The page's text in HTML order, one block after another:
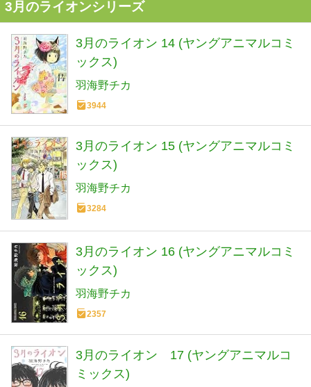
3月のライオンシリーズ
3月のライオン 14 (ヤングアニマルコミ
ックス)
羽海野チカ
3944
3月のライオン 15 (ヤングアニマルコミ
ックス)
羽海野チカ
3284
3月のライオン 16 (ヤングアニマルコミ
ックス)
羽海野チカ
2357
3月のライオン 17 (ヤングアニマルコ
ミックス)